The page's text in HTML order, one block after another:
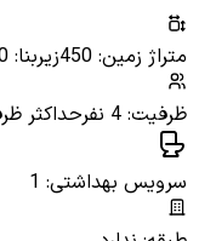
متراژ زمین: 450
زیربنا: 70
ظرفیت: 4 نفر
حداکثر
سرویس بهداشتی: 1